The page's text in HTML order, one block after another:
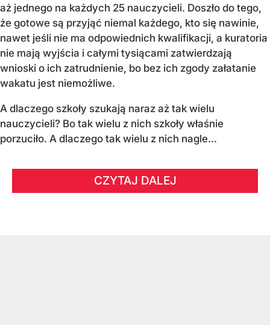
aż jednego na każdych 25 nauczycieli. Doszło do tego,
że gotowe są przyjąć niemal każdego, kto się nawinie,
nawet jeśli nie ma odpowiednich kwalifikacji, a kuratoria
nie mają wyjścia i całymi tysiącami zatwierdzają
wnioski o ich zatrudnienie, bo bez ich zgody załatanie
wakatu jest niemożliwe.
A dlaczego szkoły szukają naraz aż tak wielu
nauczycieli? Bo tak wielu z nich szkoły właśnie
porzuciło. A dlaczego tak wielu z nich nagle...
CZYTAJ DALEJ